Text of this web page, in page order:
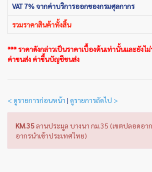
VAT 7% จากค่าบริการออกของกรมศุลกากร
รวมราคาสินค้าทั้งสิ้น
*** ราคาดังกล่าวเป็นราคาเบื้องต้นเท่านั้นและยังไ
ค่าขนส่ง ค่าขึ้นบัญชีขนส่ง
< ดูรายการก่อนหน้า | ดูรายการถัดไป >
KM.35ลานประมูล บางนา กม.35 (เขตปลอดอา
อากรนำเข้าประเทศไทย)